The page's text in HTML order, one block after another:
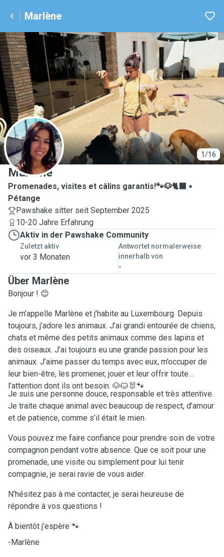
Marlène
1/16
M
Marlène
Promenades, visites et câlins garantis!🐾🐶🐈‍⬛
Pétange
Pawshake sitter seit September 2025
10-20 Jahre Erfahrung
Aktiv in der Pawshake Community
Zuletzt aktiv
vor 3 Monaten
Antwortet normalerweise
innerhalb von
-
Über Marlène
Bonjour ! 😊
Je m’appelle Marlène et j’habite au Luxembourg. Depuis
toujours, j’adore les animaux. J’ai grandi entourée de chiens,
chats et même des petits animaux comme des lapins et
des oiseaux. J’ai toujours eu une grande passion pour les
animaux. J’aime passer du temps avec eux, m’occuper de
leur bien-être, les promener, jouer et leur offrir toute
l’attention dont ils ont besoin. 🐶🐱🐰🐾
Je suis une personne douce, responsable et très attentive.
Je traite chaque animal avec beaucoup de respect, d’amour
et de patience, comme s’il était le mien.
Vous pouvez me faire confiance pour prendre soin de votre
compagnon pendant votre absence. Que ce soit pour une
promenade, une visite ou simplement pour lui tenir
compagnie, je serai ravie de vous aider.
N’hésitez pas à me contacter, je serai heureuse de
répondre à vos questions !
À bientôt j’espère 🐾
-Marlène